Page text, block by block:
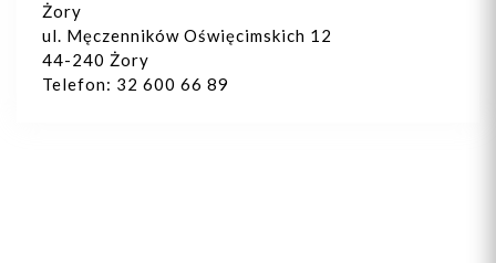
Żory
ul. Męczenników Oświęcimskich 12
44-240 Żory
Telefon: 32 600 66 89